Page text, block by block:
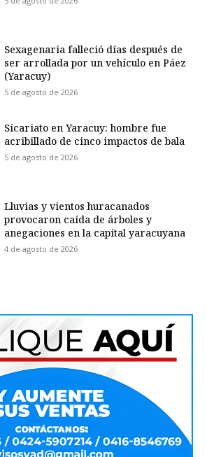
Sexagenaria falleció días después de
ser arrollada por un vehículo en Páez
(Yaracuy)
5 de agosto de 2026
Sicariato en Yaracuy: hombre fue
acribillado de cinco impactos de bala
5 de agosto de 2026
Lluvias y vientos huracanados
provocaron caída de árboles y
anegaciones en la capital yaracuyana
4 de agosto de 2026